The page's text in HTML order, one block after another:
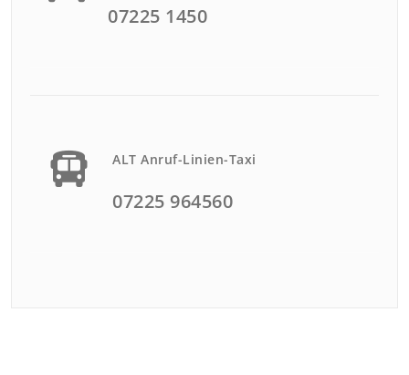
07225 1450
ALT Anruf-Linien-Taxi
07225 964560